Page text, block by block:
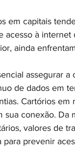
em capitais
acesso à
ainda
assegurar
de dados em
Cartórios
conexão. Da
valores de
prevenir